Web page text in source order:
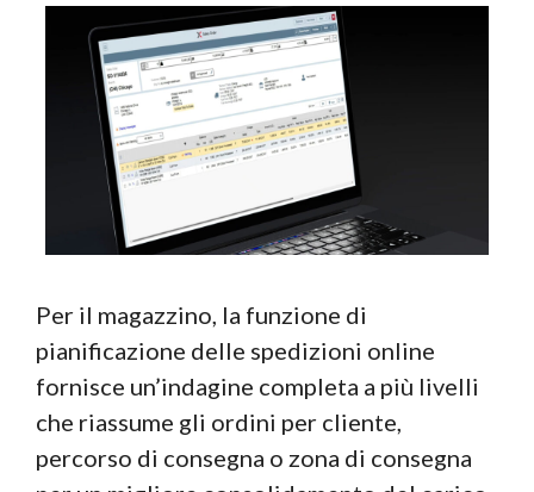
Per il magazzino, la funzione di
pianificazione delle spedizioni online
fornisce un’indagine completa a più livelli
che riassume gli ordini per cliente,
percorso di consegna o zona di consegna